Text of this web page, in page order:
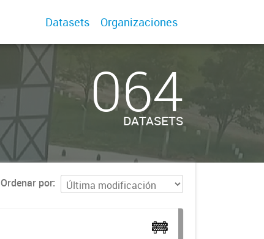
Datasets Organizaciones
064
DATASETS
Ordenar por